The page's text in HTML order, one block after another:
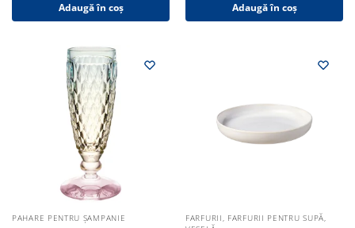
Adaugă în coș
Adaugă în coș
PAHARE PENTRU ȘAMPANIE FARFURII, FARFURII PENTRU SUPĂ,